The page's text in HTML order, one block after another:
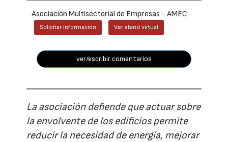
Asociación Multisectorial de Empresas - AMEC
Solicitar información Ver stand virtual
ver/escribir comentarios
La asociación defiende que actuar sobre
la envolvente de los edificios permite
reducir la necesidad de energía, mejorar